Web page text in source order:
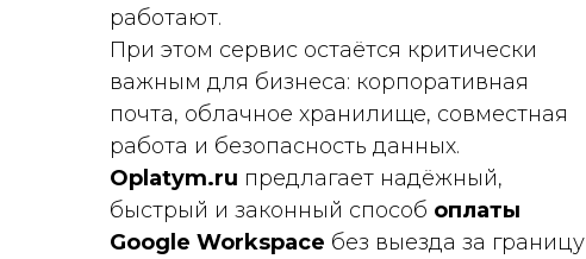
работают.
При этом сервис остаётся критически
важным для бизнеса: корпоративная
почта, облачное хранилище, совместная
работа и безопасность данных.
Oplatym.ru предлагает надёжный,
быстрый и законный способ оплаты
Google Workspace без выезда за границу